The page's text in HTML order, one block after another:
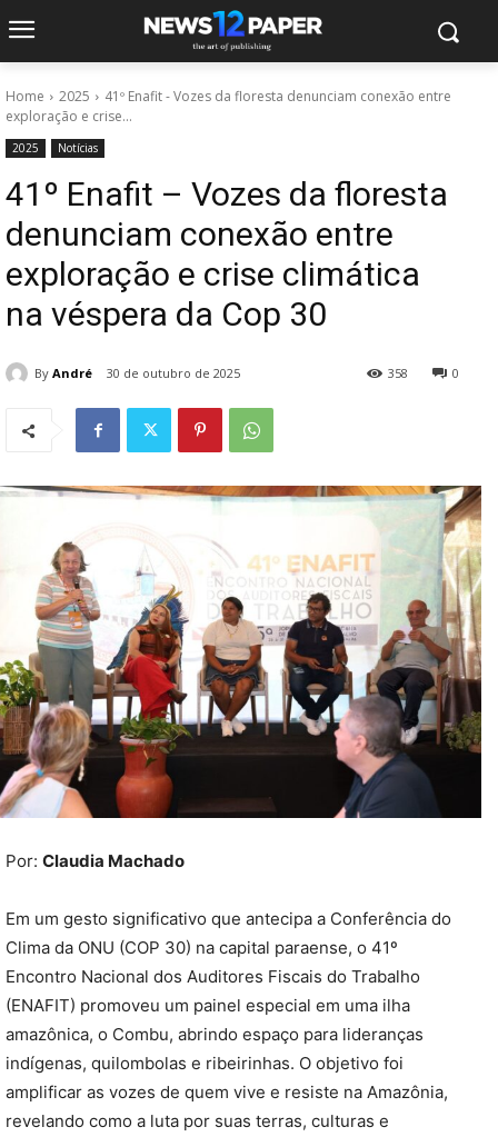
Home 2025
41º Enafit - Vozes da floresta denunciam conexão entre
exploração e crise...
2025 Notícias
41º Enafit – Vozes da floresta
denunciam conexão entre
exploração e crise climática
na véspera da Cop 30
By André 30 de outubro de 2025 0
358
Por: Claudia Machado
Em um gesto significativo que antecipa a Conferência do
Clima da ONU (COP 30) na capital paraense, o 41º
Encontro Nacional dos Auditores Fiscais do Trabalho
(ENAFIT) promoveu um painel especial em uma ilha
amazônica, o Combu, abrindo espaço para lideranças
indígenas, quilombolas e ribeirinhas. O objetivo foi
amplificar as vozes de quem vive e resiste na Amazônia,
revelando como a luta por suas terras, culturas e